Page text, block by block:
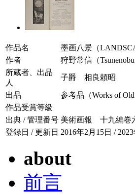
作品名
墨画八景（
作者
狩野常信（Tsunenobu
所蔵者、出品
人
子爵 相良頼昭
出品
参考品（Works of Old
作品受賞等級
出典 / 管理番号 美術画報 十九編巻
登録日 / 更新日 2016年2月15日 /
about
前言